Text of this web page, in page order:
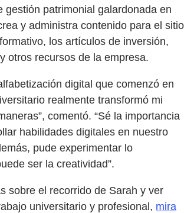
gestión patrimonial galardonada en
y administra contenido para el sitio
los artículos de inversión,
otros recursos de la empresa.
digital que comenzó en
realmente transformó mi
comentó. “Sé la importancia
habilidades digitales en nuestro
pude experimentar lo
ser la creatividad”.
sobre el recorrido de Sarah y ver
universitario y profesional, mira